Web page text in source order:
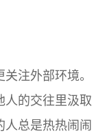
注外部环境。
人的交往里汲取
人总是热热闹闹